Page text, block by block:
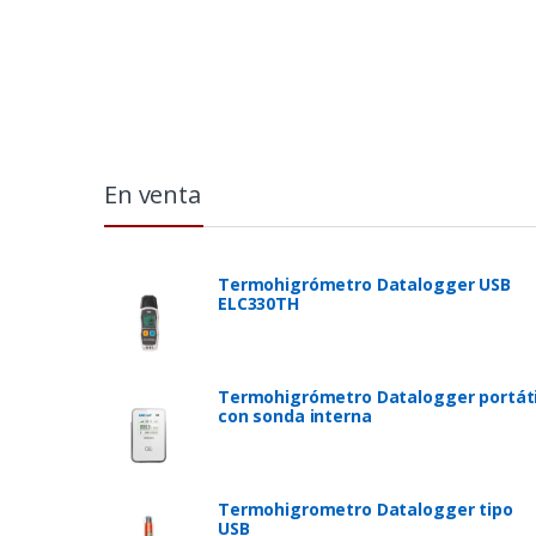
En venta
Termohigrómetro Datalogger USB
ELC330TH
Termohigrómetro Datalogger
con sonda interna
Termohigrometro Datalogger tipo
USB